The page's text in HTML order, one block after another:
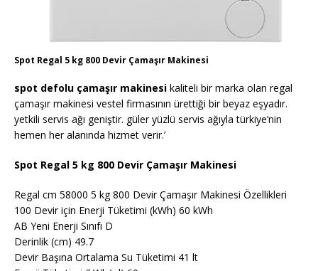
Spot Regal 5 kg 800 Devir Çamaşır Makinesi
spot defolu çamaşır makinesi kaliteli bir marka olan regal
çamaşır makinesi vestel firmasının ürettiği bir beyaz eşyadır.
yetkili servis ağı geniştir. güler yüzlü servis ağıyla türkiye’nin
hemen her alanında hizmet verir.’
Spot Regal 5 kg 800 Devir Çamaşır Makinesi
Regal cm 58000 5 kg 800 Devir Çamaşır Makinesi Özellikleri
100 Devir için Enerji Tüketimi (kWh) 60 kWh
AB Yeni Enerji Sınıfı D
Derinlik (cm) 49.7
Devir Başına Ortalama Su Tüketimi 41 lt